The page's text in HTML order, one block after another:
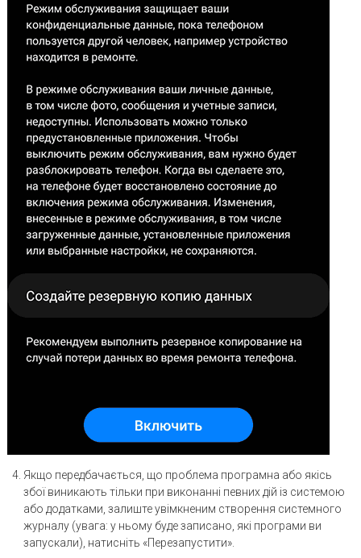
Якщо передбачається, що проблема програмна або якісь
збої виникають тільки при виконанні певних дій із системою
або додатками, залиште увімкненим створення системного
журналу (увага: у ньому буде записано, які програми ви
запускали), натисніть «Перезапустити».